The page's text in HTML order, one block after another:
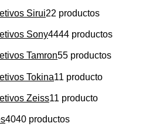
Sirui22 productos
Sony4444 productos
Tamron55 productos
Tokina11 producto
Zeiss11 producto
4040 productos